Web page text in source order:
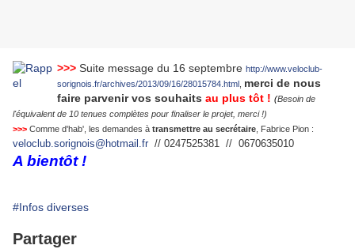
>>> Suite message du 16 septembre http://www.veloclub-
sorignois.fr/archives/2013/09/16/28015784.html merci de nous
faire parvenir vos souhaits au plus tôt ! (Besoin de
l'équivalent de 10 tenues complètes pour finaliser le projet, merci !)
>>> Comme d'hab', les demandes à transmettre au secrétaire , Fabrice Pion :
veloclub.sorignois@hotmail.fr // 0247525381 // 0670635010
A bientôt !
#Infos diverses
Partager